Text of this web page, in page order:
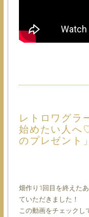
レトロワグラ
始めたい人へ
のプレゼント
畑作り1回目を終えた
ていただきました！
この動画をチェックし